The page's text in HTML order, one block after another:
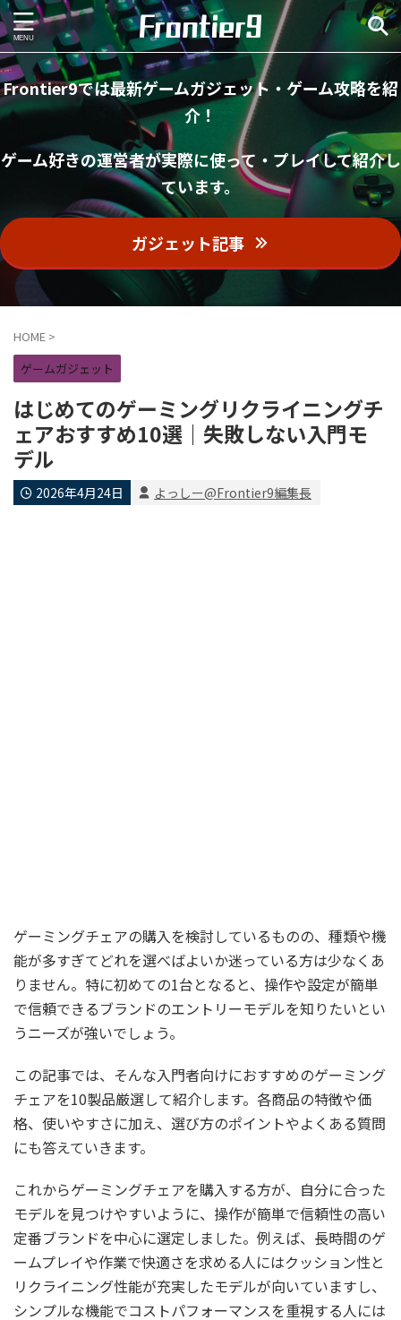
Frontier9では最新ゲームガジェット・ゲーム攻略を紹
介！
ゲーム好きの運営者が実際に使って・プレイして紹介し
ています。
ガジェット記事
HOME >
ゲームガジェット
はじめてのゲーミングリクライニングチ
ェアおすすめ10選｜失敗しない入門モ
デル
2026年4月24日 よっしー@Frontier9編集長
ゲーミングチェアの購入を検討しているものの、種類や機
能が多すぎてどれを選べばよいか迷っている方は少なくあ
りません。特に初めての1台となると、操作や設定が簡単
で信頼できるブランドのエントリーモデルを知りたいとい
うニーズが強いでしょう。
この記事では、そんな入門者向けにおすすめのゲーミング
チェアを10製品厳選して紹介します。各商品の特徴や価
格、使いやすさに加え、選び方のポイントやよくある質問
にも答えていきます。
これからゲーミングチェアを購入する方が、自分に合った
モデルを見つけやすいように、操作が簡単で信頼性の高い
定番ブランドを中心に選定しました。例えば、長時間のゲ
ームプレイや作業で快適さを求める人にはクッション性と
リクライニング性能が充実したモデルが向いていますし、
シンプルな機能でコストパフォーマンスを重視する人には